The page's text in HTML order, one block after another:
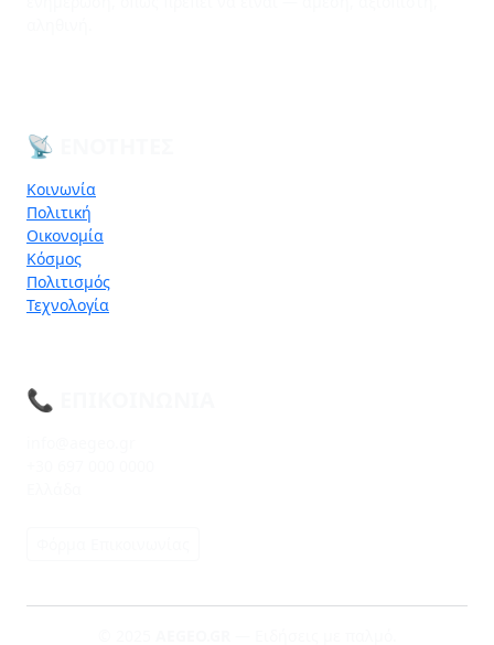
📡 ΕΝΌΤΗΤΕΣ
Κοινωνία
Πολιτική
Οικονομία
Κόσμος
Πολιτισμός
Τεχνολογία
📞 ΕΠΙΚΟΙΝΩΝΊΑ